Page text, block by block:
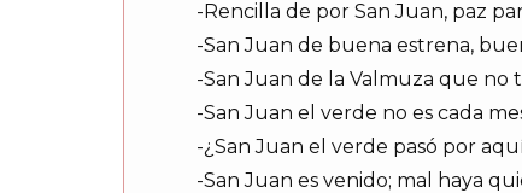
-Rencilla de por San Juan, paz
-San Juan de buena estrena,
-San Juan de la Valmuza que no
-San Juan el verde no es cada
-¿San Juan el verde pasó por
-San Juan es venido; mal haya